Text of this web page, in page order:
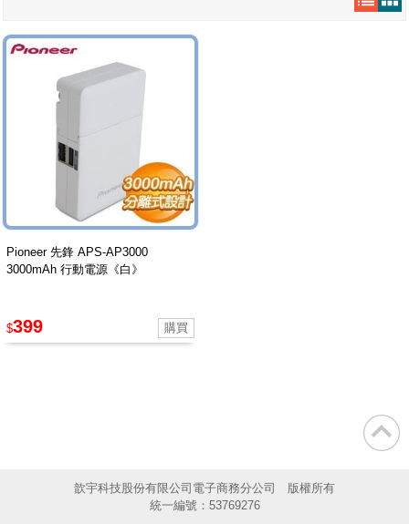
Pioneer 先鋒 APS-AP3000
3000mAh 行動電源《白》
$399
歆宇科技股份有限公司電子商務分公司 版權所有
統一編號：53769276